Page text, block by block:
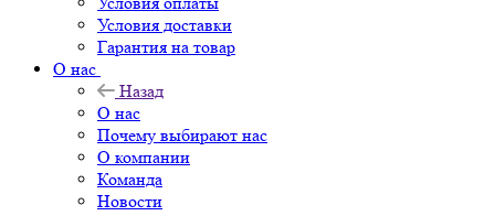
Условия доставки
Гарантия на товар
О нас
Назад
О нас
Почему выбирают нас
О компании
Команда
Новости